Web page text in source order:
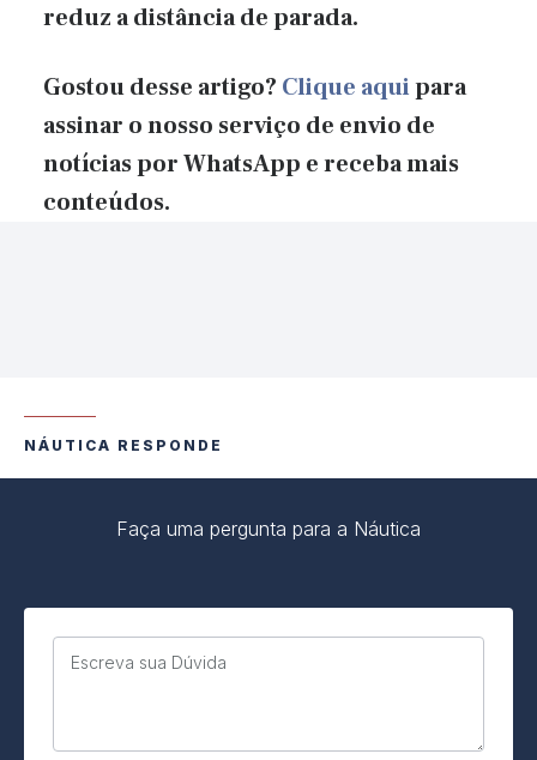
reduz a distância de parada.
Gostou desse artigo? Clique aquipara
assinar o nosso serviço de envio de
notícias por WhatsApp e receba mais
conteúdos.
NÁUTICA RESPONDE
Faça uma pergunta para a Náutica
Escreva sua Dúvida